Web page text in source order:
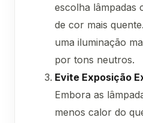
escolha lâmpadas
de cor mais
uma iluminação
por tons neutros.
Evite Exposição
Embora as
menos calor do